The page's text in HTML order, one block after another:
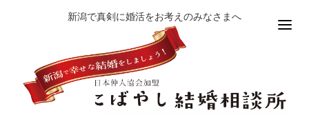
新潟で真剣に婚活をお考えのみなさまへ